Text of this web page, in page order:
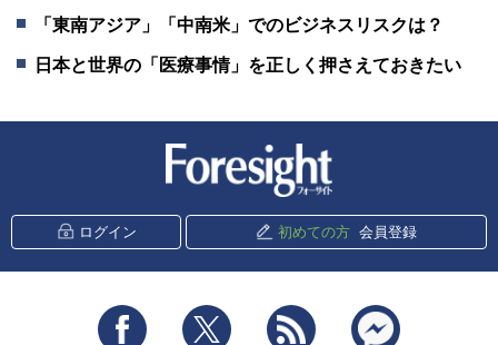
「東南アジア」「中南米」でのビジネスリスクは？
日本と世界の「医療事情」を正しく押さえておきたい
ログイン 初めての方 会員登録
Facebook Twitter RSS